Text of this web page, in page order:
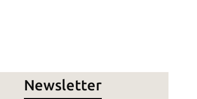
Newsletter